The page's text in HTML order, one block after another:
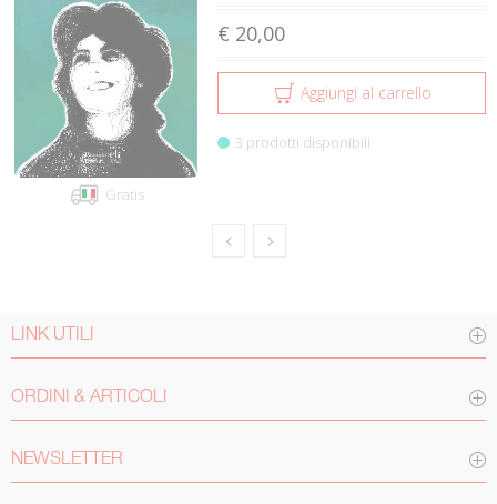
Gratis
€ 20,00
Aggiungi al carrello
3 prodotti disponibili
LINK UTILI
ORDINI & ARTICOLI
NEWSLETTER